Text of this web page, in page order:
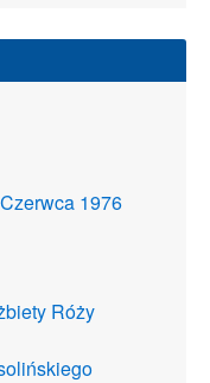
1976
Róży